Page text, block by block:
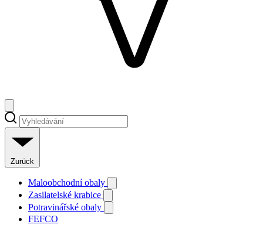
Zurück
Maloobchodní obaly
Zasilatelské krabice
Potravinářské obaly
FEFCO